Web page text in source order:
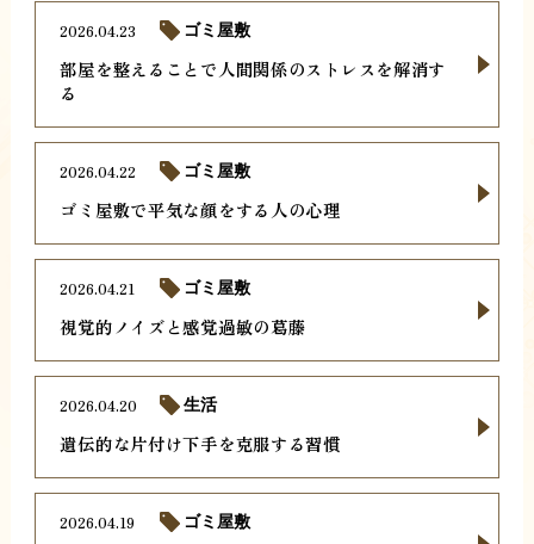
部屋を整えることで人間関係のストレスを解消す
る
2026.04.23 ゴミ屋敷
ゴミ屋敷で平気な顔をする人の心理
2026.04.22 ゴミ屋敷
視覚的ノイズと感覚過敏の葛藤
2026.04.21 ゴミ屋敷
遺伝的な片付け下手を克服する習慣
2026.04.20 生活
2026.04.19 ゴミ屋敷